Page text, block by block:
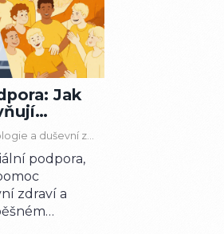
Jak
a
a duševní zdraví
podpora,
zdraví a